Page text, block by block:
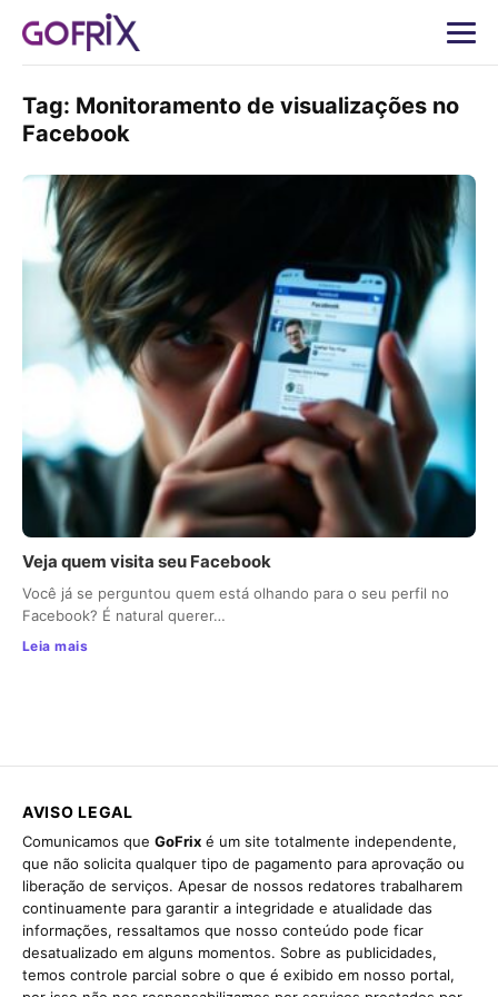
Tag: Monitoramento de visualizações no
Facebook
Veja quem visita seu Facebook
Você já se perguntou quem está olhando para o seu perfil no
Facebook? É natural querer…
Leia mais
AVISO LEGAL
Comunicamos que GoFrix é um site totalmente independente,
que não solicita qualquer tipo de pagamento para aprovação ou
liberação de serviços. Apesar de nossos redatores trabalharem
continuamente para garantir a integridade e atualidade das
informações, ressaltamos que nosso conteúdo pode ficar
desatualizado em alguns momentos. Sobre as publicidades,
temos controle parcial sobre o que é exibido em nosso portal,